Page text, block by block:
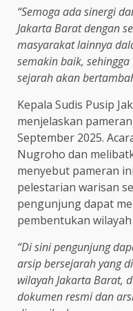
“Semoga ada sinergi
Jakarta Barat dengan
masyarakat lainnya
semakin baik,
sejarah akan
Kepala Sudis Pusip
menjelaskan
September 2025.
Nugroho dan
menyebut pameran
pelestarian warisan
pengunjung dapat
pembentukan
“Di sini pengunjung
arsip bersejarah yang
wilayah Jakarta Barat,
dokumen resmi dan